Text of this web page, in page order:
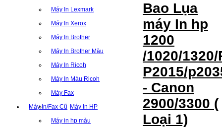
Máy In Lexmark
Máy In Xerox
Máy In Brother
Máy In Brother Màu
Máy In Ricoh
Máy In Màu Ricoh
Máy Fax
Máy In/Fax Cũ Máy In HP
Máy in hp màu
Bao Lụa
máy In hp
1200
/1020/1320/
P2015/
- Canon
2900/3300 (
Loại 1)